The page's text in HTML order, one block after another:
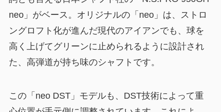
neo」がベース。オリジナルの「neo」は、ストロ
ングロフト化が進んだ現代のアイアンでも、球を
高く上げてグリーンに止められるように設計され
た、高弾道が持ち味のシャフトです。
この「neo DST」モデルも、DST技術によって重